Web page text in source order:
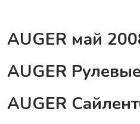
AUGER май
AUGER
AUGER